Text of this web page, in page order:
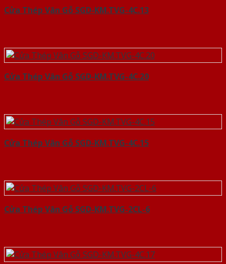
Cửa Thép Vân Gỗ SGD-KM.TVG-4C.13
Cửa Thép Vân Gỗ SGD-KM.TVG-4C.20
Cửa Thép Vân Gỗ SGD-KM.TVG-4C.15
Cửa Thép Vân Gỗ SGD-KM.TVG-2CL-6